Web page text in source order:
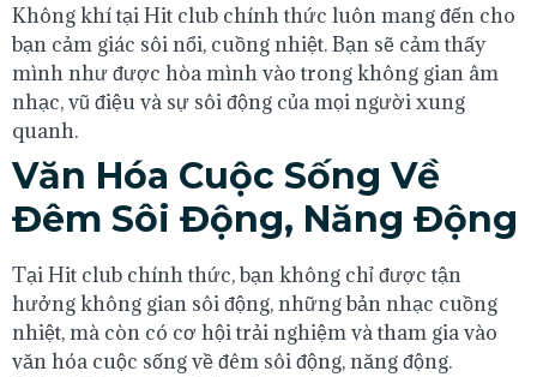
Không khí tại Hit club chính thức luôn mang đến cho
bạn cảm giác sôi nổi, cuồng nhiệt. Bạn sẽ cảm thấy
mình như được hòa mình vào trong không gian âm
nhạc, vũ điệu và sự sôi động của mọi người xung
quanh.
Văn Hóa Cuộc Sống Về
Đêm Sôi Động, Năng Động
Tại Hit club chính thức, bạn không chỉ được tận
hưởng không gian sôi động, những bản nhạc cuồng
nhiệt, mà còn có cơ hội trải nghiệm và tham gia vào
văn hóa cuộc sống về đêm sôi động, năng động.